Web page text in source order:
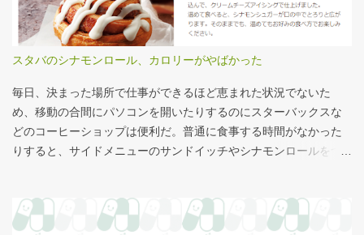
るのって、最近見かけないなぁ・・・。このご時世、タバコはNG
なのか？？
言われるのは時間の問題だろう。
スタバのシナモンロール、カロリーがやばかった
毎日、決まった場所で仕事ができるほど恵まれた状況でないた
め、移動の合間にパソコンを開いたりするのにスターバックスな
どのコーヒーショップは便利だ。普通に食事する時間がなかった
りすると、サイドメニューのサンドイッチやシナモンロールをつ
気になっていた。お腹の肉がだいぶたるんできたのは、こいつの
せいもあるのではないかと。 シナモンロール 556kcal 出所：